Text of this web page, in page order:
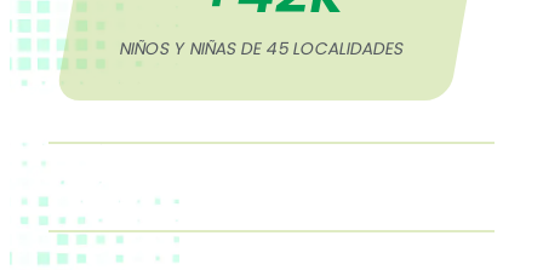
NIÑOS Y NIÑAS DE 45 LOCALIDADES